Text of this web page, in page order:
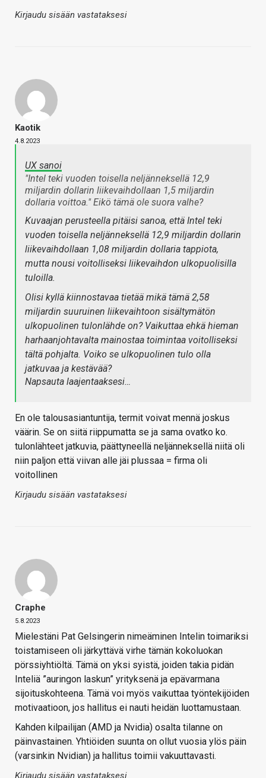
Kirjaudu sisään vastataksesi
Kaotik
4.8.2023
UX sanoi
"Intel teki vuoden toisella neljänneksellä 12,9
miljardin dollarin liikevaihdollaan 1,5 miljardin
dollaria voittoa." Eikö tämä ole suora valhe?
Kuvaajan perusteella pitäisi sanoa, että Intel teki
vuoden toisella neljänneksellä 12,9 miljardin dollarin
liikevaihdollaan 1,08 miljardin dollaria tappiota,
mutta nousi voitolliseksi liikevaihdon ulkopuolisilla
tuloilla.
Olisi kyllä kiinnostavaa tietää mikä tämä 2,58
miljardin suuruinen liikevaihtoon sisältymätön
ulkopuolinen tulonlähde on? Vaikuttaa ehkä hieman
harhaanjohtavalta mainostaa toimintaa voitolliseksi
tältä pohjalta. Voiko se ulkopuolinen tulo olla
jatkuvaa ja kestävää?
Napsauta laajentaaksesi…
En ole talousasiantuntija, termit voivat mennä joskus
väärin. Se on siitä riippumatta se ja sama ovatko ko.
tulonlähteet jatkuvia, päättyneellä neljänneksellä niitä oli
niin paljon että viivan alle jäi plussaa = firma oli
voitollinen
Kirjaudu sisään vastataksesi
Craphe
5.8.2023
Mielestäni Pat Gelsingerin nimeäminen Intelin toimariksi
toistamiseen oli järkyttävä virhe tämän kokoluokan
pörssiyhtiöltä. Tämä on yksi syistä, joiden takia pidän
Inteliä ”auringon laskun” yrityksenä ja epävarmana
sijoituskohteena. Tämä voi myös vaikuttaa työntekijöiden
motivaatioon, jos hallitus ei nauti heidän luottamustaan.
Kahden kilpailijan (AMD ja Nvidia) osalta tilanne on
päinvastainen. Yhtiöiden suunta on ollut vuosia ylös päin
(varsinkin Nvidian) ja hallitus toimii vakuuttavasti.
Kirjaudu sisään vastataksesi